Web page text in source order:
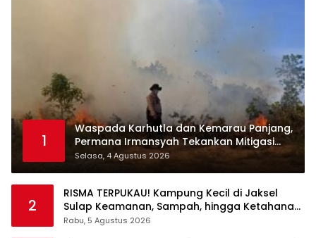
1
Waspada Karhutla dan Kemarau Panjang,
Permana Irmansyah Tekankan Mitigasi
Berbasis Komunitas
Selasa, 4 Agustus 2026
2
RISMA TERPUKAU! Kampung Kecil di Jaksel
Sulap Keamanan, Sampah, hingga Ketahanan
Pangan Jadi Satu Sistem
Rabu, 5 Agustus 2026